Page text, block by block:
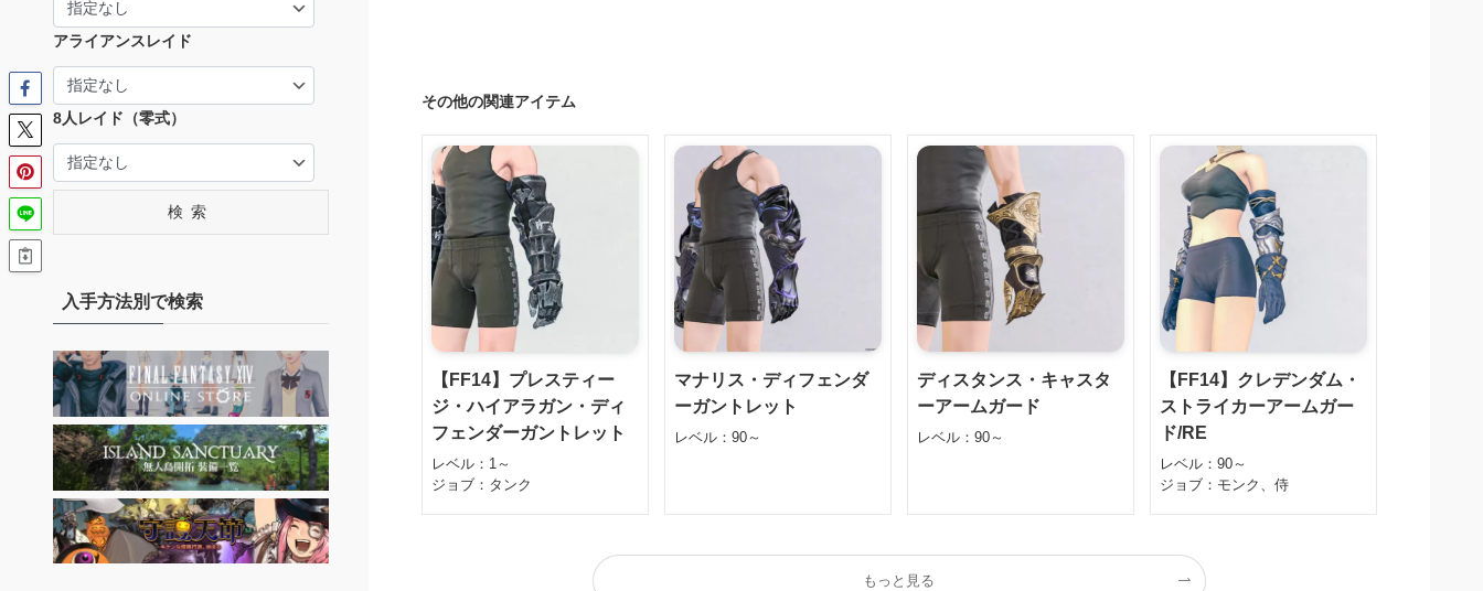
その他の関連アイテム
【FF14】プレスティー
ジ・ハイアラガン・ディ
フェンダーガントレット
レベル：1～
ジョブ：タンク
マナリス・ディフェンダ
ーガントレット
レベル：90～
ディスタンス・キャスタ
ーアームガード
レベル：90～
【FF14】クレデンダム・
ストライカーアームガー
ド/RE
レベル：90～
ジョブ：モンク、侍
もっと見る
アライアンスレイド
8人レイド（零式）
検索
入手方法別で検索